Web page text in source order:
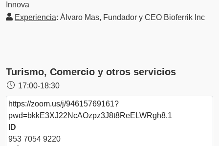
Innova
Experiencia: Álvaro Mas, Fundador y CEO Bioferrik Inc
Turismo, Comercio y otros servicios
17:00-18:30
https://zoom.us/j/94615769161?
pwd=bkkE3XJ22NcAOzpz3J8t8ReELWRgh8.1
ID
953 7054 9220